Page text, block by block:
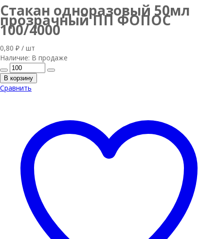
Стакан одноразовый 50мл
прозрачный ПП ФОПОС
100/4000
0,80 ₽ / шт
Наличие: В продаже
В корзину
Сравнить